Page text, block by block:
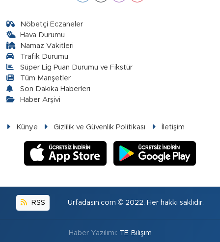
Nöbetçi Eczaneler
Hava Durumu
Namaz Vakitleri
Trafik Durumu
Süper Lig Puan Durumu ve Fikstür
Tüm Manşetler
Son Dakika Haberleri
Haber Arşivi
Künye Gizlilik ve Güvenlik Politikası İletişim
RSS Urfadasın.com © 2022. Her hakkı saklıdır.
Haber Yazılımı: TE Bilişim